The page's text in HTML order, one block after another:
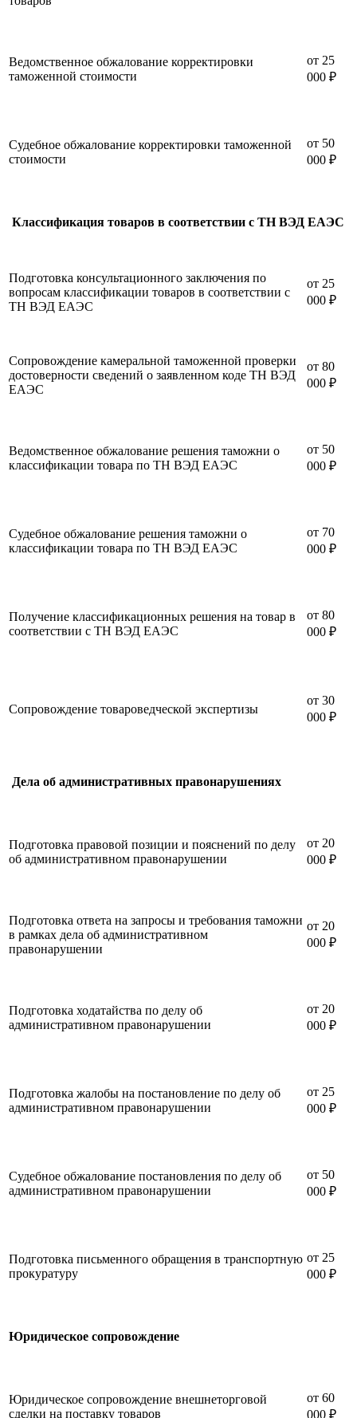
Ведомственное обжалование корректировки
таможенной стоимости
от 25
000 ₽
Судебное обжалование корректировки таможенной
стоимости
от 50
000 ₽
Классификация товаров в соответствии с ТН ВЭД ЕАЭС
Подготовка консультационного заключения по
вопросам классификации товаров в соответствии с
ТН ВЭД ЕАЭС
от 25
000 ₽
Сопровождение камеральной таможенной проверки
достоверности сведений о заявленном коде ТН ВЭД
ЕАЭС
от 80
000 ₽
Ведомственное обжалование решения таможни о
классификации товара по ТН ВЭД ЕАЭС
от 50
000 ₽
Судебное обжалование решения таможни о
классификации товара по ТН ВЭД ЕАЭС
от 70
000 ₽
Получение классификационных решения на товар в
соответствии с ТН ВЭД ЕАЭС
от 80
000 ₽
Сопровождение товароведческой экспертизы
от 30
000 ₽
Дела об административных правонарушениях
Подготовка правовой позиции и пояснений по делу
об административном правонарушении
от 20
000 ₽
Подготовка ответа на запросы и требования таможни
в рамках дела об административном
правонарушении
от 20
000 ₽
Подготовка ходатайства по делу об
административном правонарушении
от 20
000 ₽
Подготовка жалобы на постановление по делу об
административном правонарушении
от 25
000 ₽
Судебное обжалование постановления по делу об
административном правонарушении
от 50
000 ₽
Подготовка письменного обращения в транспортную
прокуратуру
от 25
000 ₽
Юридическое сопровождение
Юридическое сопровождение внешнеторговой
сделки на поставку товаров
от 60
000 ₽